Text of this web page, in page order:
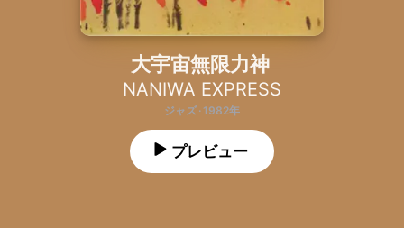
大宇宙無限力神
NANIWA EXPRESS
ジャズ · 1982年
プレビュー